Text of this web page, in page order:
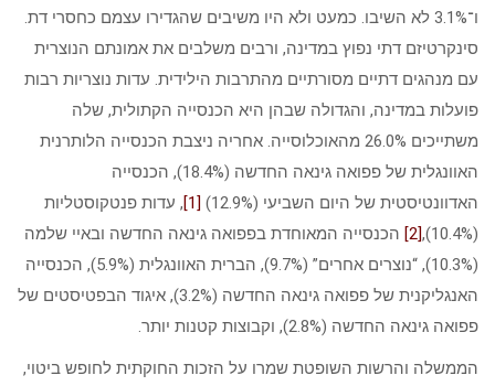
ו־3.1% לא השיבו. כמעט ולא היו משיבים שהגדירו עצמם כחסרי דת.
סינקרטיזם דתי נפוץ במדינה, ורבים משלבים את אמונתם הנוצרית
עם מנהגים דתיים מסורתיים מהתרבות הילידית. עדות נוצריות רבות
פועלות במדינה, והגדולה שבהן היא הכנסייה הקתולית, שלה
משתייכים 26.0% מהאוכלוסייה. אחריה ניצבת הכנסייה הלותרנית
האוונגלית של פפואה גינאה החדשה (18.4%), הכנסייה
האדוונטיסטית של היום השביעי (12.9%)
[1]
, עדות פנטקוסטליות
(10.4%),
[2]
הכנסייה המאוחדת בפפואה גינאה החדשה ובאיי שלמה
(10.3%), “נוצרים אחרים” (9.7%), הברית האוונגלית (5.9%), הכנסייה
האנגליקנית של פפואה גינאה החדשה (3.2%), איגוד הבפטיסטים של
פפואה גינאה החדשה (2.8%), וקבוצות קטנות יותר.
הממשלה והרשות השופטת שמרו על הזכות החוקתית לחופש ביטוי,